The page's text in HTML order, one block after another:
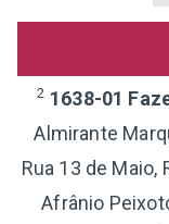
2 1638-01
Almirante
Rua 13 de Maio,
Afrânio